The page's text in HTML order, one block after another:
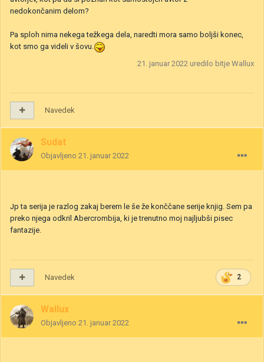
nedokončanim delom?
Pa sploh nima nekega težkega dela, naredti mora samo boljši konec,
kot smo ga videli v šovu.
21. januar 2022 uredilo bitje Wallux
Navedek
Sudat
Objavljeno 21. januar 2022
Jp ta serija je razlog zakaj berem le še že konččane serije knjig. Sem pa
preko njega odkril Abercrombija, ki je trenutno moj najljubši pisec
fantazije.
2
Navedek
Wallux
Objavljeno 21. januar 2022